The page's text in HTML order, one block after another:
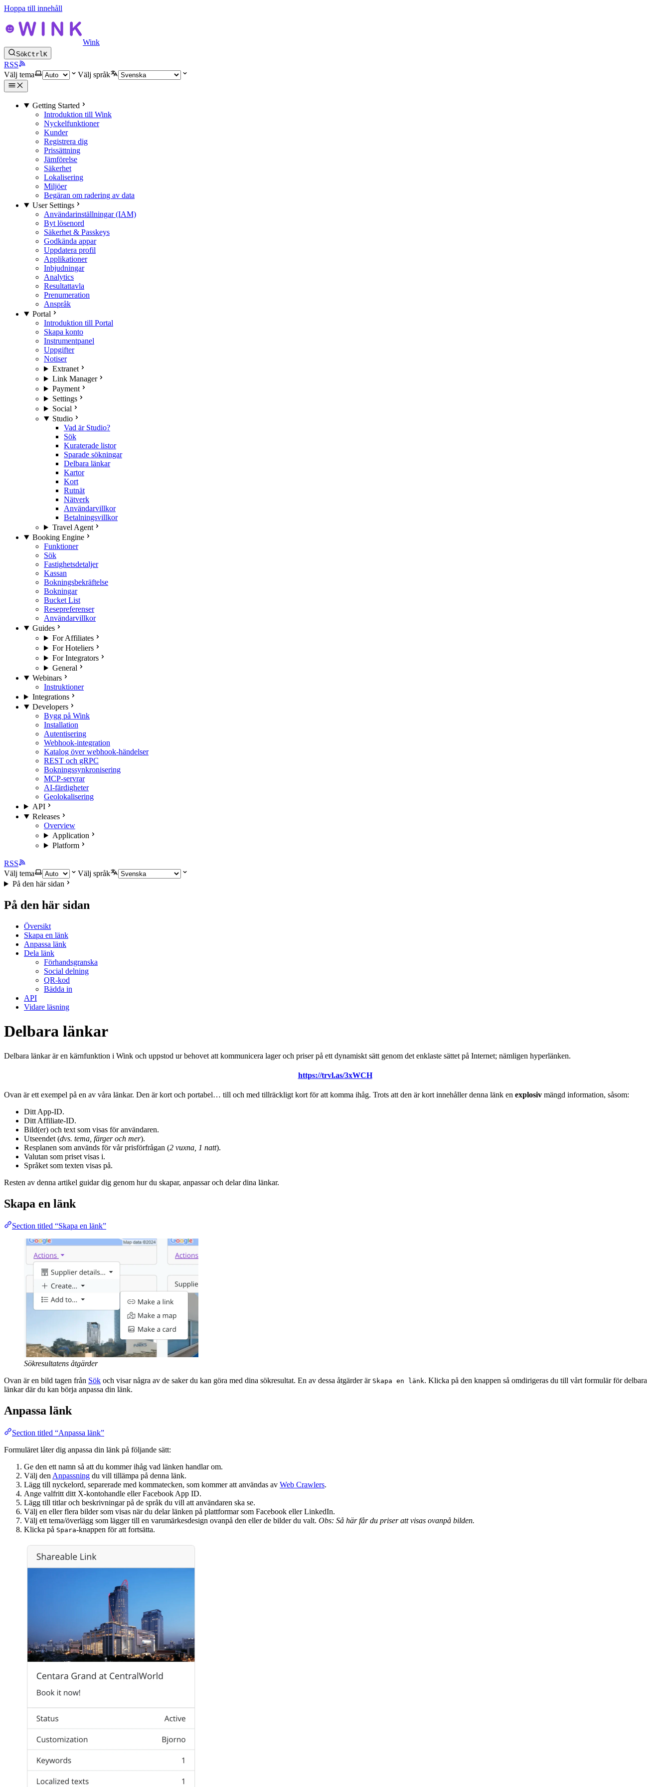
Hoppa till innehåll
Wink
SökCtrlK
RSS
Välj tema
Välj språk
Getting Started
Introduktion till Wink
Nyckelfunktioner
Kunder
Registrera dig
Prissättning
Jämförelse
Säkerhet
Lokalisering
Miljöer
Begäran om radering av data
User Settings
Användarinställningar (IAM)
Byt lösenord
Säkerhet & Passkeys
Godkända appar
Uppdatera profil
Applikationer
Inbjudningar
Analytics
Resultattavla
Prenumeration
Anspråk
Portal
Introduktion till Portal
Skapa konto
Instrumentpanel
Uppgifter
Notiser
Extranet
Link Manager
Payment
Settings
Social
Studio
Vad är Studio?
Sök
Kuraterade listor
Sparade sökningar
Delbara länkar
Kartor
Kort
Rutnät
Nätverk
Användarvillkor
Betalningsvillkor
Travel Agent
Booking Engine
Funktioner
Sök
Fastighetsdetaljer
Kassan
Bokningsbekräftelse
Bokningar
Bucket List
Resepreferenser
Användarvillkor
Guides
For Affiliates
For Hoteliers
For Integrators
General
Webinars
Instruktioner
Integrations
Developers
Bygg på Wink
Installation
Autentisering
Webhook-integration
Katalog över webhook-händelser
REST och gRPC
Bokningssynkronisering
MCP-servrar
AI-färdigheter
Geolokalisering
API
Releases
Overview
Application
Platform
RSS
Välj tema
Välj språk
På den här sidan
På den här sidan
Översikt
Skapa en länk
Anpassa länk
Dela länk
Förhandsgranska
Social delning
QR-kod
Bädda in
API
Vidare läsning
Delbara länkar
Delbara länkar är en kärnfunktion i Wink och uppstod ur behovet att kommunicera lager och priser på ett dynamiskt sätt genom det enklaste sättet på Internet; nämligen hyperlänken.
https://trvl.as/3xWCH
Ovan är ett exempel på en av våra länkar. Den är kort och portabel… till och med tillräckligt kort för att komma ihåg. Trots att den är kort innehåller denna länk en explosiv mängd information, såsom:
Ditt App-ID.
Ditt Affiliate-ID.
Bild(er) och text som visas för användaren.
Utseendet (dvs. tema, färger och mer).
Resplanen som används för vår prisförfrågan (2 vuxna, 1 natt).
Valutan som priset visas i.
Språket som texten visas på.
Resten av denna artikel guidar dig genom hur du skapar, anpassar och delar dina länkar.
Skapa en länk
Section titled “Skapa en länk”
Sökresultatens åtgärder
Ovan är en bild tagen från Sök och visar några av de saker du kan göra med dina sökresultat. En av dessa åtgärder är Skapa en länk. Klicka på den knappen så omdirigeras du till vårt formulär för delbara
länkar där du kan börja anpassa din länk.
Anpassa länk
Section titled “Anpassa länk”
Formuläret låter dig anpassa din länk på följande sätt:
Ge den ett namn så att du kommer ihåg vad länken handlar om.
Välj den Anpassning du vill tillämpa på denna länk.
Lägg till nyckelord, separerade med kommatecken, som kommer att användas av Web Crawlers.
Ange valfritt ditt X-kontohandle eller Facebook App ID.
Lägg till titlar och beskrivningar på de språk du vill att användaren ska se.
Välj en eller flera bilder som visas när du delar länken på plattformar som Facebook eller LinkedIn.
Välj ett tema/överlägg som lägger till en varumärkesdesign ovanpå den eller de bilder du valt. Obs: Så här får du priser att visas ovanpå bilden.
Klicka på Spara-knappen för att fortsätta.